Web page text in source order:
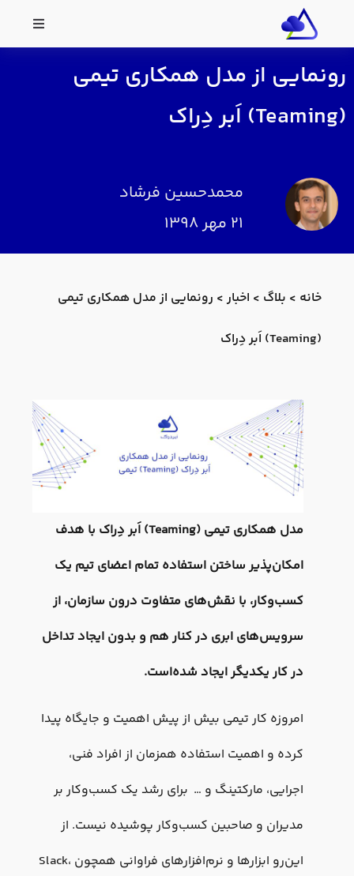
رونمایی از مدل همکاری تیمی
(Teaming) اَبر دِراک
محمدحسین فرشاد
۲۱ مهر ۱۳۹۸
خانه > بلاگ > اخبار > رونمایی از مدل همکاری تیمی
(Teaming) اَبر دِراک
مدل همکاری تیمی (Teaming) اَبر دِراک با هدف
امکان‌پذیر ساختن استفاده تمام اعضای تیم یک
کسب‌وکار، با نقش‌های متفاوت درون سازمان، از
سرویس‌های ابری در کنار هم و بدون ایجاد تداخل
در کار یکدیگر ایجاد شده‌است.
امروزه کار تیمی بیش از پیش اهمیت و جایگاه پیدا
کرده و اهمیت استفاده همزمان از افراد فنی،
اجرایی، مارکتینگ و … برای رشد یک کسب‌وکار بر
مدیران و صاحبین کسب‌وکار پوشیده نیست. از
این‌رو ابزارها و نرم‌افزارهای فراوانی همچون Slack،